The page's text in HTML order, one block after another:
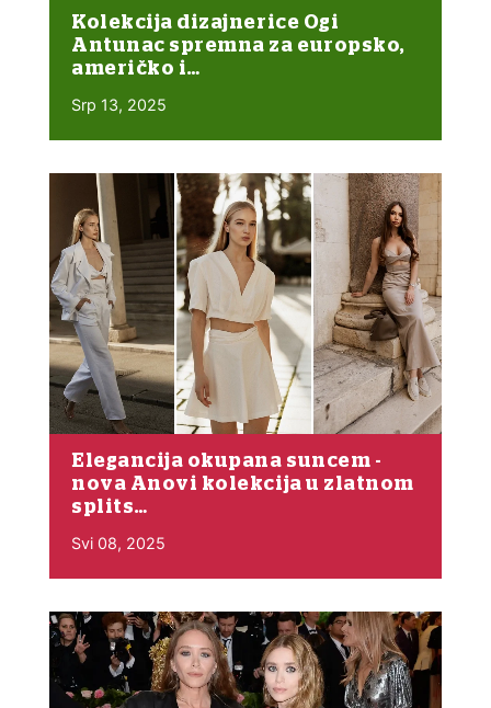
Kolekcija dizajnerice Ogi
Antunac spremna za europsko,
američko i…
Srp 13, 2025
Elegancija okupana suncem -
nova Anovi kolekcija u zlatnom
splits…
Svi 08, 2025